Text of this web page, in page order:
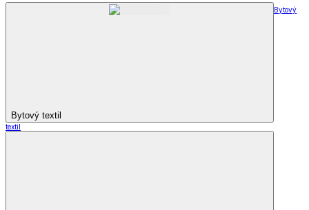
Bytový textil
Bytový
textil